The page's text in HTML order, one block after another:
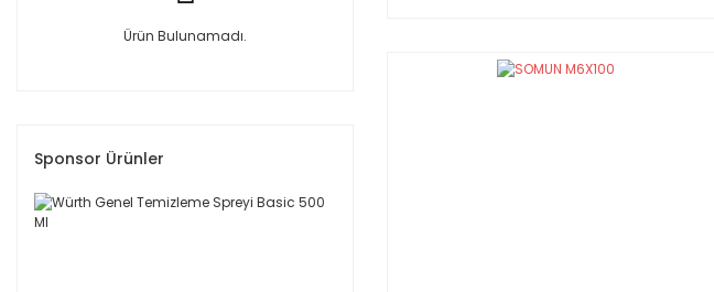
Ürün Bulunamadı.
Sponsor Ürünler